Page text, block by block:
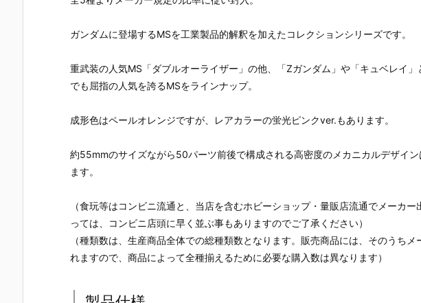
ガンダムに登場するMSを工業製品的解釈を加えたコレクションシリーズです。
重武装の人気MS「ダブルオーライザー」の他、「Zガンダム」や「キュベレイ
でも屈指の人気を誇るMSをラインナップ。
成形色はペールオレンジですが、レアカラーの蛍光ピンクver.もあります。
約55mmのサイズながら50パーツ前後で構成される高密度のメカニカルデザイ
ます。
（食玩等はコンビニ流通と、当店を含むホビーショップ・量販店流通でメーカ
っては、コンビニ店頭に早く並ぶ事もありますのでご了承ください）
（種類数は、生産商品全体での総種類数となります。販売商品には、そのうち
れますので、商品によって全種揃えるために必要な購入数は異なります）